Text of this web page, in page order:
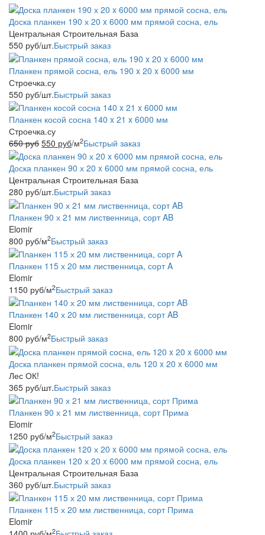
Доска планкен 190 х 20 x 6000 мм прямой сосна, ель
Центральная Строительная База
550 руб/шт.Быстрый заказ
Планкен прямой сосна, ель 190 x 20 x 6000 мм
Строечка.су
550 руб/шт.Быстрый заказ
Планкен косой сосна 140 x 21 x 6000 мм
Строечка.су
650руб 550 руб/м2Быстрый заказ
Доска планкен 90 х 20 x 6000 мм прямой сосна, ель
Центральная Строительная База
280 руб/шт.Быстрый заказ
Планкен 90 х 21 мм лиственница, сорт AB
Elomir
800 руб/м2Быстрый заказ
Планкен 115 х 20 мм лиственница, сорт A
Elomir
1150 руб/м2Быстрый заказ
Планкен 140 х 20 мм лиственница, сорт AB
Elomir
800 руб/м2Быстрый заказ
Доска планкен прямой сосна, ель 120 x 20 x 6000 мм
Лес ОК!
365 руб/шт.Быстрый заказ
Планкен 90 х 21 мм лиственница, сорт Прима
Elomir
1250 руб/м2Быстрый заказ
Доска планкен 120 х 20 x 6000 мм прямой сосна, ель
Центральная Строительная База
360 руб/шт.Быстрый заказ
Планкен 115 х 20 мм лиственница, сорт Прима
Elomir
2